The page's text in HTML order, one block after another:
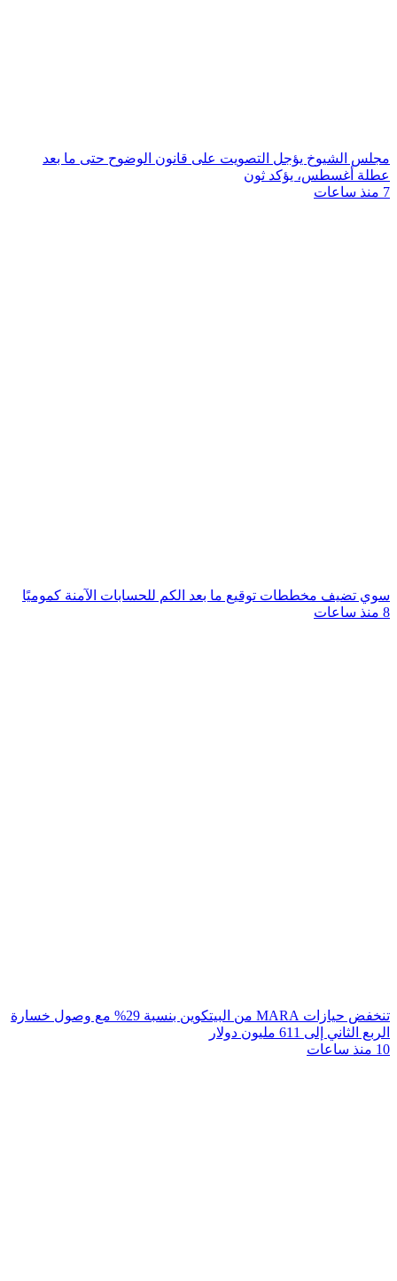
مجلس الشيوخ يؤجل التصويت على قانون الوضوح حتى ما بعد
عطلة أغسطس، يؤكد ثون
7 منذ ساعات
سوي تضيف مخططات توقيع ما بعد الكم للحسابات الآمنة كموميًا
8 منذ ساعات
تنخفض حيازات MARA من البيتكوين بنسبة 29% مع وصول خسارة
الربع الثاني إلى 611 مليون دولار
10 منذ ساعات